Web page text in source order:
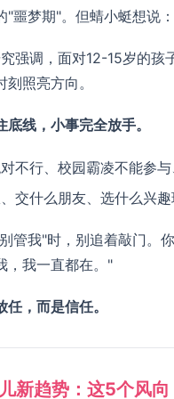
噩梦期"。但蜻小蜓想说：
强调，面对12-15岁的孩
照亮方向。
底线，小事完全放手。
不行、校园霸凌不能参与
、交什么朋友、选什么兴
管我"时，别追着敲门。
，我一直都在。"
，而是信任。
新趋势：这5个风向